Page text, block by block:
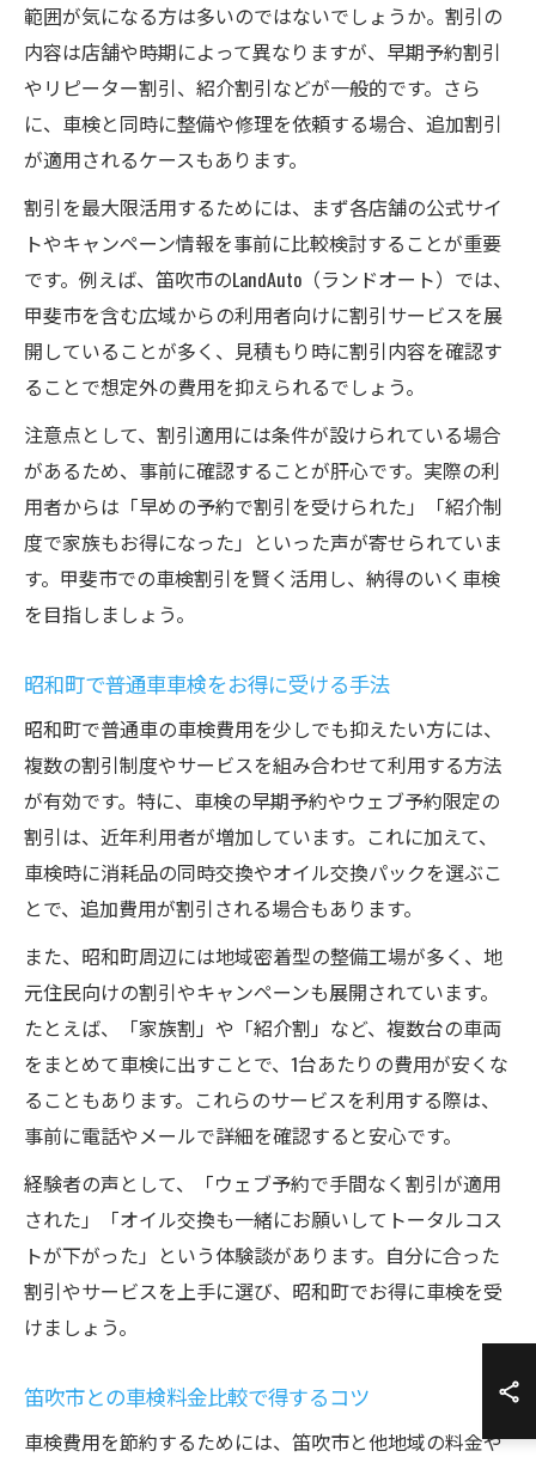
範囲が気になる方は多いのではないでしょうか。割引の
内容は店舗や時期によって異なりますが、早期予約割引
やリピーター割引、紹介割引などが一般的です。さら
に、車検と同時に整備や修理を依頼する場合、追加割引
が適用されるケースもあります。
割引を最大限活用するためには、まず各店舗の公式サイ
トやキャンペーン情報を事前に比較検討することが重要
です。例えば、笛吹市のLandAuto（ランドオート）では、
甲斐市を含む広域からの利用者向けに割引サービスを展
開していることが多く、見積もり時に割引内容を確認す
ることで想定外の費用を抑えられるでしょう。
注意点として、割引適用には条件が設けられている場合
があるため、事前に確認することが肝心です。実際の利
用者からは「早めの予約で割引を受けられた」「紹介制
度で家族もお得になった」といった声が寄せられていま
す。甲斐市での車検割引を賢く活用し、納得のいく車検
を目指しましょう。
昭和町で普通車車検をお得に受ける手法
昭和町で普通車の車検費用を少しでも抑えたい方には、
複数の割引制度やサービスを組み合わせて利用する方法
が有効です。特に、車検の早期予約やウェブ予約限定の
割引は、近年利用者が増加しています。これに加えて、
車検時に消耗品の同時交換やオイル交換パックを選ぶこ
とで、追加費用が割引される場合もあります。
また、昭和町周辺には地域密着型の整備工場が多く、地
元住民向けの割引やキャンペーンも展開されています。
たとえば、「家族割」や「紹介割」など、複数台の車両
をまとめて車検に出すことで、1台あたりの費用が安くな
ることもあります。これらのサービスを利用する際は、
事前に電話やメールで詳細を確認すると安心です。
経験者の声として、「ウェブ予約で手間なく割引が適用
された」「オイル交換も一緒にお願いしてトータルコス
トが下がった」という体験談があります。自分に合った
割引やサービスを上手に選び、昭和町でお得に車検を受
けましょう。
笛吹市との車検料金比較で得するコツ
車検費用を節約するためには、笛吹市と他地域の料金や